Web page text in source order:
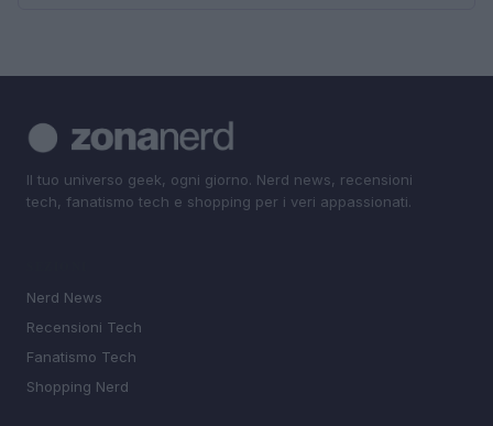
Il tuo universo geek, ogni giorno. Nerd news, recensioni
tech, fanatismo tech e shopping per i veri appassionati.
Nerd News
Recensioni Tech
Fanatismo Tech
Shopping Nerd